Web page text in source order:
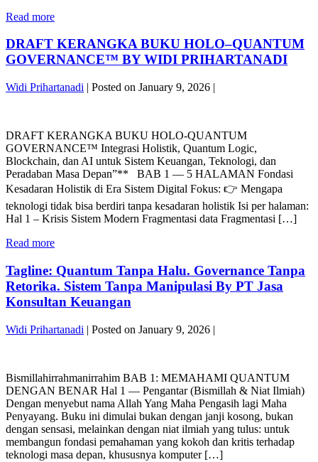
dan
Keuangan
Digital
Menciptakan
Cashflow
PT
Jasa
Konsultan
Keuangan
Read moreAKUNTANSI,
DAN
BISNIS
SEDANG
TOTAL
Blockchain,
dan
Sistem
Keuangan
Digital
dalam
Menciptakan
Cashflow
By
Jasa
Konsultan
Keuangan
DRAFT KERANGKA BUKU HOLO–QUANTUM
GOVERNANCE™ BY WIDI PRIHARTANADI
Widi Prihartanadi | Posted on January 9, 2026 |
BUKU
HOLO–
QUANTUM
GOVERNANCE™
BY
WIDI
PRIHARTANADI
DRAFT KERANGKA BUKU HOLO-QUANTUM
GOVERNANCE™ Integrasi Holistik, Quantum Logic,
Blockchain, dan AI untuk Sistem Keuangan, Teknologi, dan
Peradaban Masa Depan”** BAB 1 — 5 HALAMAN Fondasi
Kesadaran Holistik di Era Sistem Digital Fokus: 👉 Mengapa
teknologi tidak bisa berdiri tanpa kesadaran holistik Isi per halaman:
Hal 1 – Krisis Sistem Modern Fragmentasi data Fragmentasi […]
Read moreDRAFT
BUKU
HOLO–
QUANTUM
GOVERNANCE™
WIDI
Tagline: Quantum Tanpa Halu. Governance Tanpa
Retorika. Sistem Tanpa Manipulasi By PT Jasa
Konsultan Keuangan
Widi Prihartanadi | Posted on January 9, 2026 |
Tanpa
Halu.
Governance
Tanpa
Retorika.
Sistem
Tanpa
Bismillahirrahmanirrahim BAB 1: MEMAHAMI QUANTUM
DENGAN BENAR Hal 1 — Pengantar (Bismillah & Niat Ilmiah)
Dengan menyebut nama Allah Yang Maha Pengasih lagi Maha
Penyayang. Buku ini dimulai bukan dengan janji kosong, bukan
dengan sensasi, melainkan dengan niat ilmiah yang tulus: untuk
membangun fondasi pemahaman yang kokoh dan kritis terhadap
teknologi masa depan, khususnya komputer […]